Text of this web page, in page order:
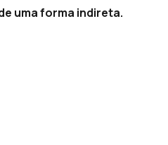
uma forma indireta.